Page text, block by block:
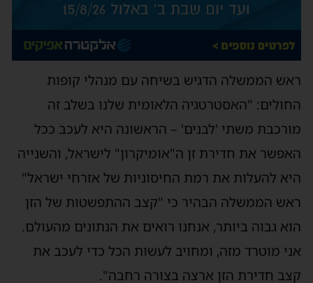
ראש הממשלה הדגיש בשיחה עם מנהלי קופות
החולים: "האסטרטגיה הלאומית שלנו בשלב זה
מורכבת משתי 'לבנים' – הראשונה היא לעכב ככל
האפשר את חדירת זן ה"אומיקרון" לישראל, והשנייה
היא להעלות את רמת החיסוניות של אזרחי ישראל"
ראש הממשלה הבהיר כי "קצב ההתפשטות של הזן
הוא גבוה ביותר, אנחנו רואים את הנתונים מהעולם.
אני מוטרד מזה, ומחויב לעשות הכל כדי לעכב את
קצב חדירת הזן ארצה בצורה רחבה".